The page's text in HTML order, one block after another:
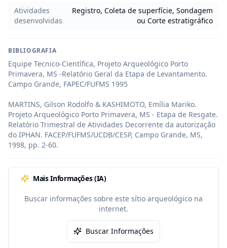
Atividades
desenvolvidas
Registro, Coleta de superfície, Sondagem
ou Corte estratigráfico
BIBLIOGRAFIA
Equipe Tecnico-Científica, Projeto Arqueológico Porto
Primavera, MS -Relatório Geral da Etapa de Levantamento.
Campo Grande, FAPEC/FUFMS 1995
MARTINS, Gilson Rodolfo & KASHIMOTO, Emília Mariko.
Projeto Arqueológico Porto Primavera, MS - Etapa de Resgate.
Relatório Trimestral de Atividades Decorrente da autorização
do IPHAN. FACEP/FUFMS/UCDB/CESP, Campo Grande, MS,
1998, pp. 2-60.
Mais Informações (IA)
Buscar informações sobre este sítio arqueológico na
internet.
Buscar Informações